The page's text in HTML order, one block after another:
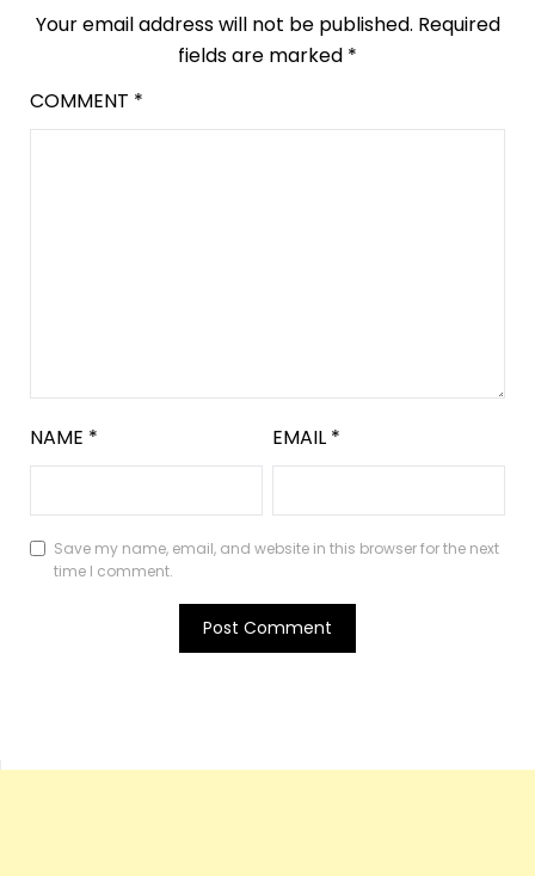
Your email address will not be published. Required
fields are marked *
COMMENT *
NAME * EMAIL *
Save my name, email, and website in this browser for the next
time I comment.